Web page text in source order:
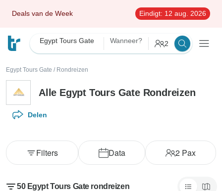
Deals van de Week Eindigt: 12 aug. 2026
Egypt Tours Gate Wanneer? 2
Egypt Tours Gate / Rondreizen
Alle Egypt Tours Gate Rondreizen
Delen
Data 2 Pax
Filters
50 Egypt Tours Gate rondreizen